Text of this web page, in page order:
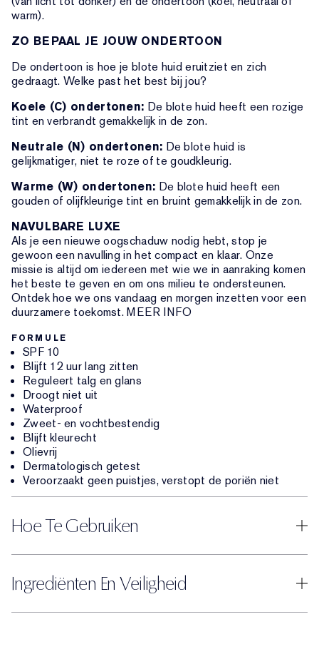
warm).
ZO BEPAAL JE JOUW ONDERTOON
De ondertoon is hoe je blote huid eruitziet en zich
gedraagt. Welke past het best bij jou?
Koele (C) ondertonen: De blote huid heeft een rozige
tint en verbrandt gemakkelijk in de zon.
Neutrale (N) ondertonen: De blote huid is
gelijkmatiger, niet te roze of te goudkleurig.
Warme (W) ondertonen: De blote huid heeft een
gouden of olijfkleurige tint en bruint gemakkelijk in de zon.
NAVULBARE LUXE
Als je een nieuwe oogschaduw nodig hebt, stop je
gewoon een navulling in het compact en klaar. Onze
missie is altijd om iedereen met wie we in aanraking komen
het beste te geven en om ons milieu te ondersteunen.
Ontdek hoe we ons vandaag en morgen inzetten voor een
duurzamere toekomst. MEER INFO
FORMULE
SPF 10
Blijft 12 uur lang zitten
Reguleert talg en glans
Droogt niet uit
Waterproof
Zweet- en vochtbestendig
Blijft kleurecht
Olievrij
Dermatologisch getest
Veroorzaakt geen puistjes, verstopt de poriën niet
Hoe Te Gebruiken
Ingrediënten En Veiligheid